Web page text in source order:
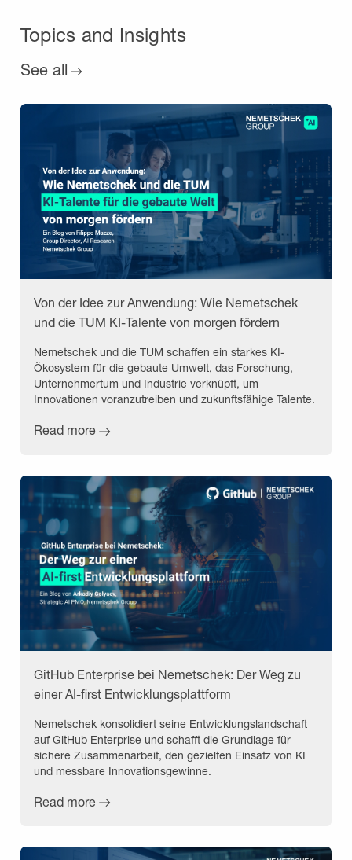
Topics and Insights
See all
Von der Idee zur Anwendung: Wie Nemetschek
und die TUM KI-Talente von morgen fördern
Nemetschek und die TUM schaffen ein starkes KI-
Ökosystem für die gebaute Umwelt, das Forschung,
Unternehmertum und Industrie verknüpft, um
Innovationen voranzutreiben und zukunftsfähige Talente.
Read more
GitHub Enterprise bei Nemetschek: Der Weg zu
einer AI-first Entwicklungsplattform
Nemetschek konsolidiert seine Entwicklungslandschaft
auf GitHub Enterprise und schafft die Grundlage für
sichere Zusammenarbeit, den gezielten Einsatz von KI
und messbare Innovationsgewinne.
Read more